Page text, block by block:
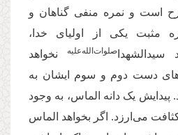
است و نمره منفی گناهان و
مثبت یکی از اولیای خدا،
صلوات‌الله‌علیه نخواهد
دست دوم و سوم ایشان به
پیدایش یک دانه الماس، به وجود
می‌ارزد. اگر بخواهد الماس